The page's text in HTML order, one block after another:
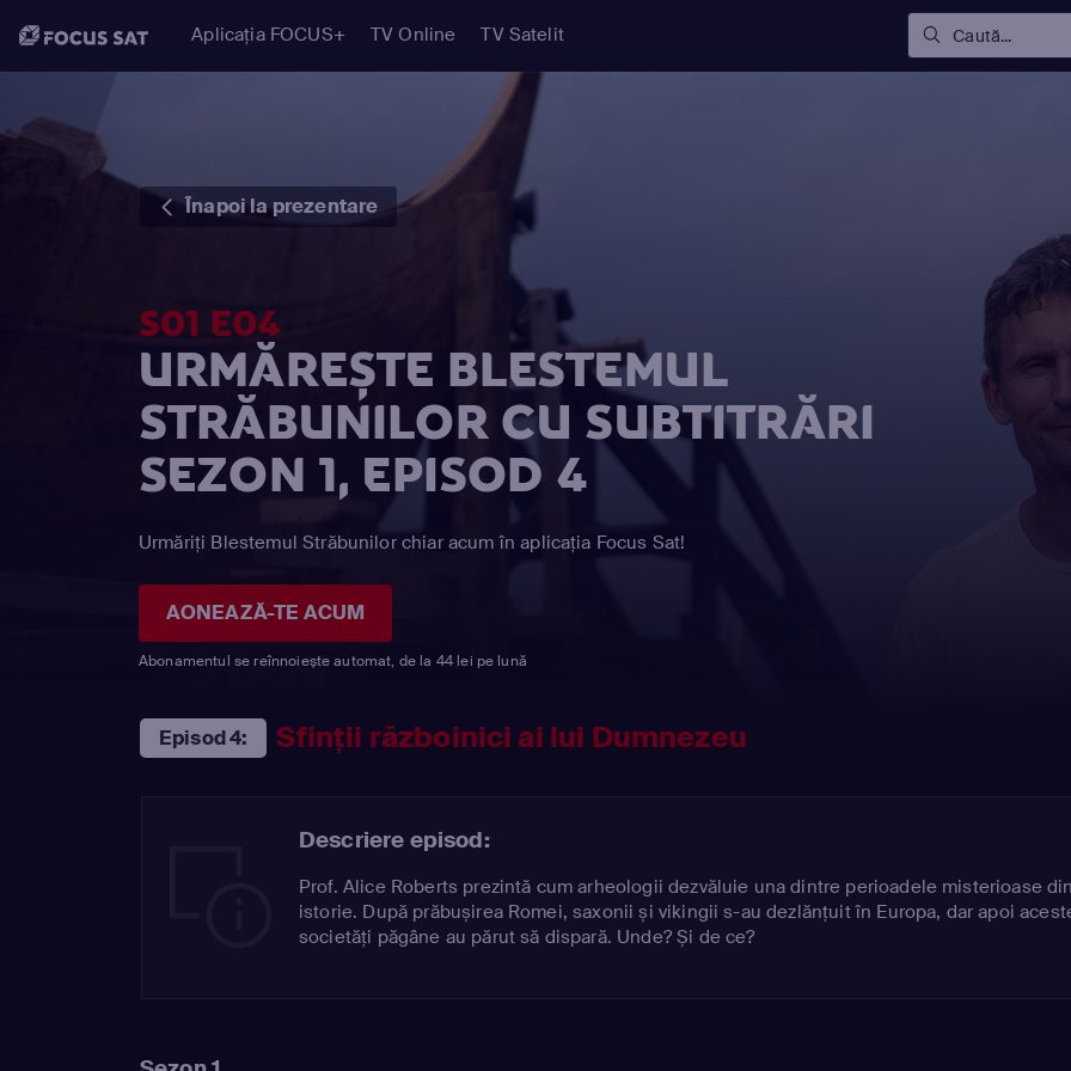
Aplicația FOCUS+ TV Online TV Satelit Caută...
Înapoi la prezentare
S01 E04
URMĂREȘTE BLESTEMUL
STRĂBUNILOR CU SUBTITRĂRI
SEZON 1, EPISOD 4
Urmăriți Blestemul Străbunilor chiar acum în aplicația Focus Sat!
AONEAZĂ-TE ACUM
Abonamentul se reînnoiește automat, de la 44 lei pe lună
Episod 4: Sfinții războinici ai lui Dumnezeu
Descriere episod:
Prof. Alice Roberts prezintă cum arheologii dezvăluie una dintre perioadele misterioase
istorie. După prăbușirea Romei, saxonii și vikingii s-au dezlănțuit în Europa, dar apoi
societăți păgâne au părut să dispară. Unde? Și de ce?